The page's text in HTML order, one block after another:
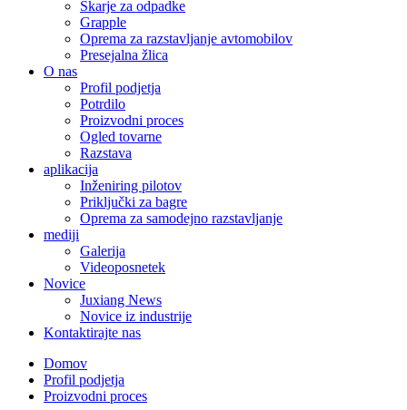
Škarje za odpadke
Grapple
Oprema za razstavljanje avtomobilov
Presejalna žlica
O nas
Profil podjetja
Potrdilo
Proizvodni proces
Ogled tovarne
Razstava
aplikacija
Inženiring pilotov
Priključki za bagre
Oprema za samodejno razstavljanje
mediji
Galerija
Videoposnetek
Novice
Juxiang News
Novice iz industrije
Kontaktirajte nas
Domov
Profil podjetja
Proizvodni proces